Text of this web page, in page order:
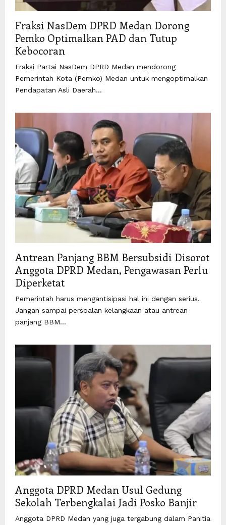
Fraksi NasDem DPRD Medan Dorong
Pemko Optimalkan PAD dan Tutup
Kebocoran
Fraksi Partai NasDem DPRD Medan mendorong
Pemerintah Kota (Pemko) Medan untuk mengoptimalkan
Pendapatan Asli Daerah...
Antrean Panjang BBM Bersubsidi Disorot
Anggota DPRD Medan, Pengawasan Perlu
Diperketat
Pemerintah harus mengantisipasi hal ini dengan serius.
Jangan sampai persoalan kelangkaan atau antrean
panjang BBM...
Anggota DPRD Medan Usul Gedung
Sekolah Terbengkalai Jadi Posko Banjir
Anggota DPRD Medan yang juga tergabung dalam Panitia